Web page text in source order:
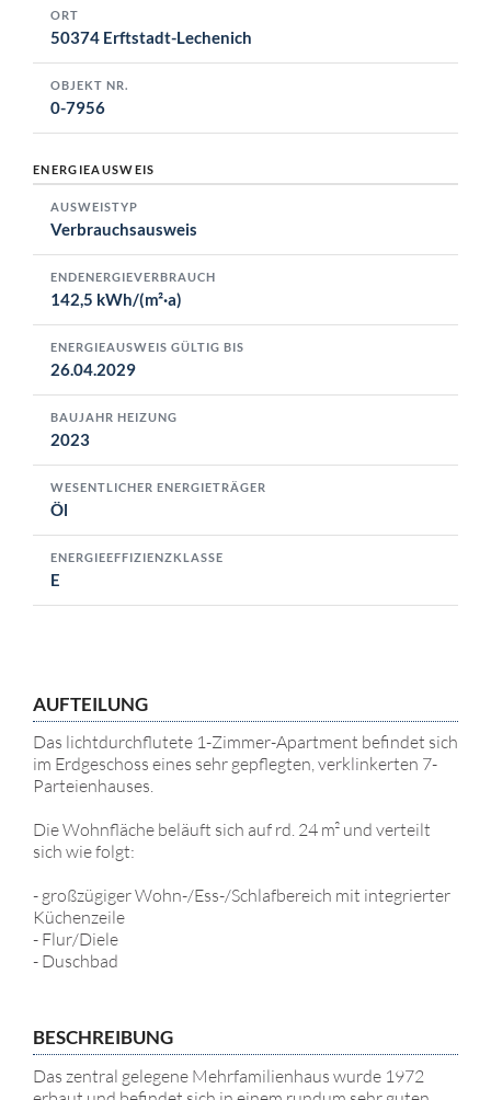
ORT
50374 Erftstadt-Lechenich
OBJEKT NR.
0-7956
ENERGIEAUSWEIS
AUSWEISTYP
Verbrauchsausweis
ENDENERGIEVERBRAUCH
142,5 kWh/(m²·a)
ENERGIEAUSWEIS GÜLTIG BIS
26.04.2029
BAUJAHR HEIZUNG
2023
WESENTLICHER ENERGIETRÄGER
Öl
ENERGIEEFFIZIENZKLASSE
E
AUFTEILUNG
Das lichtdurchflutete 1-Zimmer-Apartment befindet sich
im Erdgeschoss eines sehr gepflegten, verklinkerten 7-
Parteienhauses.
Die Wohnfläche beläuft sich auf rd. 24 m² und verteilt
sich wie folgt:
- großzügiger Wohn-/Ess-/Schlafbereich mit integrierter
Küchenzeile
- Flur/Diele
- Duschbad
BESCHREIBUNG
Das zentral gelegene Mehrfamilienhaus wurde 1972